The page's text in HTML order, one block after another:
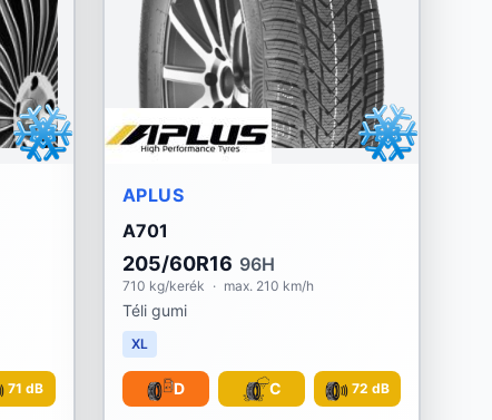
71 dB
APLUS
A701
205/60R16 96H
710 kg/kerék · max. 210 km/h
Téli gumi
XL
D C 72 dB